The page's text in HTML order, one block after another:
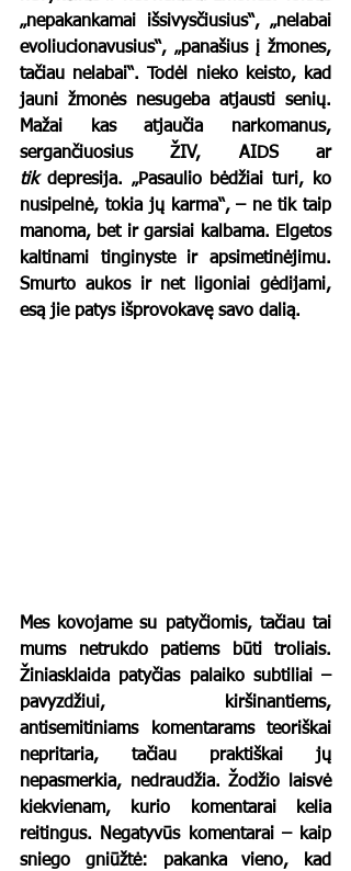
„nepakankamai išsivysčiusius“, „nelabai
evoliucionavusius“, „panašius į žmones,
tačiau nelabai“. Todėl nieko keisto, kad
jauni žmonės nesugeba atjausti senių.
Mažai kas atjaučia narkomanus,
sergančiuosius ŽIV, AIDS ar
tik depresija. „Pasaulio bėdžiai turi, ko
nusipelnė, tokia jų karma“, – ne tik taip
manoma, bet ir garsiai kalbama. Elgetos
kaltinami tinginyste ir apsimetinėjimu.
Smurto aukos ir net ligoniai gėdijami,
esą jie patys išprovokavę savo dalią.
Mes kovojame su patyčiomis, tačiau tai
mums netrukdo patiems būti troliais.
Žiniasklaida patyčias palaiko subtiliai –
pavyzdžiui, kiršinantiems,
antisemitiniams komentarams teoriškai
nepritaria, tačiau praktiškai jų
nepasmerkia, nedraudžia. Žodžio laisvė
kiekvienam, kurio komentarai kelia
reitingus. Negatyvūs komentarai – kaip
sniego gniūžtė: pakanka vieno, kad